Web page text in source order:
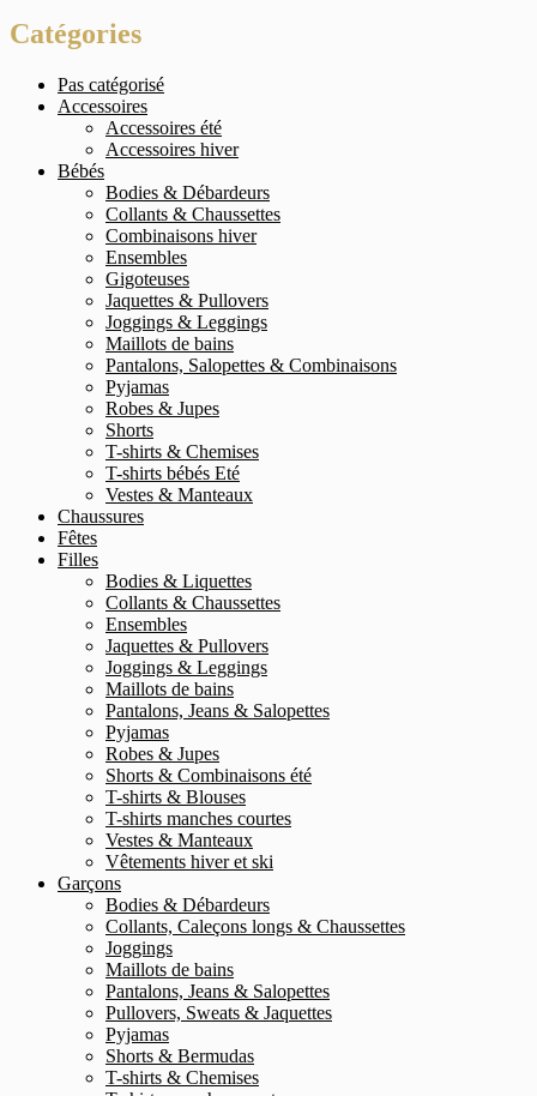
Catégories
Pas catégorisé
Accessoires
Accessoires été
Accessoires hiver
Bébés
Bodies & Débardeurs
Collants & Chaussettes
Combinaisons hiver
Ensembles
Gigoteuses
Jaquettes & Pullovers
Joggings & Leggings
Maillots de bains
Pantalons, Salopettes & Combinaisons
Pyjamas
Robes & Jupes
Shorts
T-shirts & Chemises
T-shirts bébés Eté
Vestes & Manteaux
Chaussures
Fêtes
Filles
Bodies & Liquettes
Collants & Chaussettes
Ensembles
Jaquettes & Pullovers
Joggings & Leggings
Maillots de bains
Pantalons, Jeans & Salopettes
Pyjamas
Robes & Jupes
Shorts & Combinaisons été
T-shirts & Blouses
T-shirts manches courtes
Vestes & Manteaux
Vêtements hiver et ski
Garçons
Bodies & Débardeurs
Collants, Caleçons longs & Chaussettes
Joggings
Maillots de bains
Pantalons, Jeans & Salopettes
Pullovers, Sweats & Jaquettes
Pyjamas
Shorts & Bermudas
T-shirts & Chemises